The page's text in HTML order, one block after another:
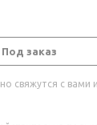
Под заказ
свяжутся с вами